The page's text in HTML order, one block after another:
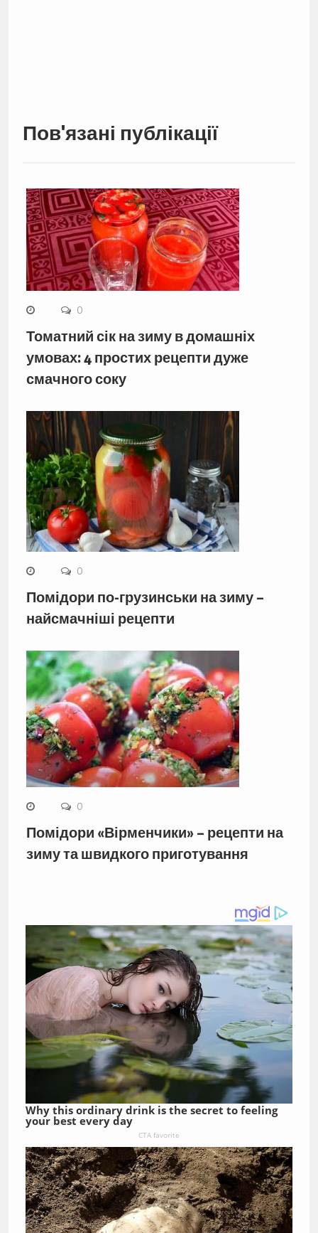
Пов'язані публікації
0
Томатний сік на зиму в домашніх
умовах: 4 простих рецепти дуже
смачного соку
0
Помідори по-грузинськи на зиму –
найсмачніші рецепти
0
Помідори «Вірменчики» – рецепти на
зиму та швидкого приготування
Why this ordinary drink is the secret to feeling
your best every day
CTA favorite